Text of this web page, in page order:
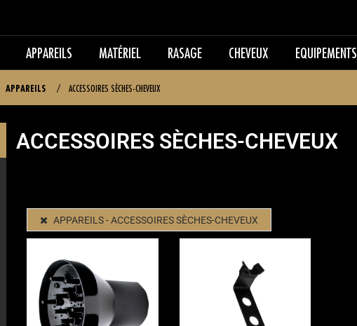
APPAREILS MATÉRIEL RASAGE CHEVEUX EQUIPEMENTS
APPAREILS / ACCESSOIRES SÈCHES-CHEVEUX
ACCESSOIRES SÈCHES-CHEVEUX
APPAREILS - ACCESSOIRES SÈCHES-CHEVEUX